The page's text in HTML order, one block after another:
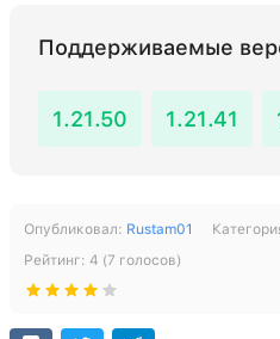
Поддерживаемые
1.21.50 1.21.41
Опубликовал: Rustam01
Рейтинг: 4 (7 голосов)